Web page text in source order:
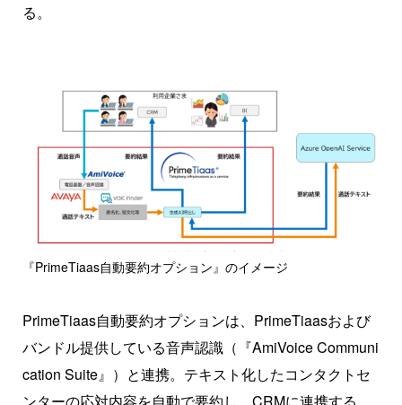
る。
『PrimeTiaas自動要約オプション』のイメージ
PrimeTiaas自動要約オプションは、PrimeTiaasおよび
バンドル提供している音声認識（『AmiVoice Communi
cation Suite』）と連携。テキスト化したコンタクトセ